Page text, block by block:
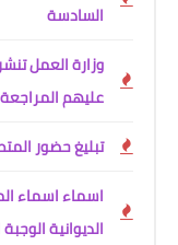
السادسة
وزارة العمل
عليهم المراجعة
تبليغ حضور
اسماء اسماء
الديوانية الوجبة